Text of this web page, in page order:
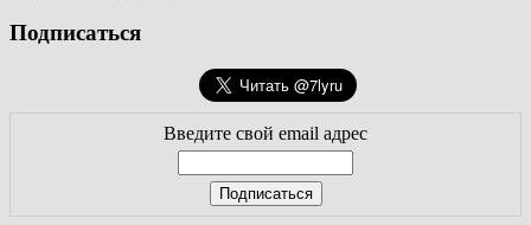
Подписаться
Введите свой email адрес